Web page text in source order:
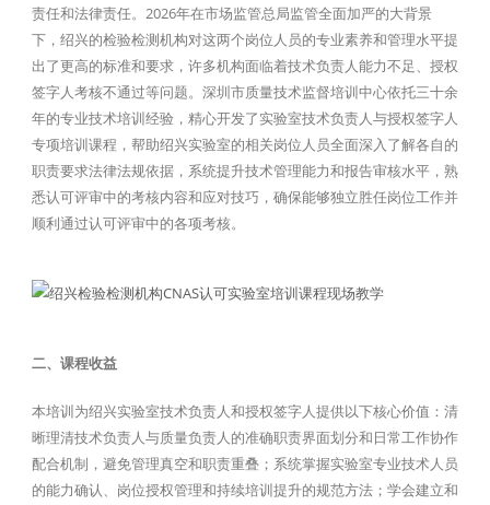
责任和法律责任。2026年在市场监管总局监管全面加严的大背景
下，绍兴的检验检测机构对这两个岗位人员的专业素养和管理水平提
出了更高的标准和要求，许多机构面临着技术负责人能力不足、授权
签字人考核不通过等问题。深圳市质量技术监督培训中心依托三十余
年的专业技术培训经验，精心开发了实验室技术负责人与授权签字人
专项培训课程，帮助绍兴实验室的相关岗位人员全面深入了解各自的
职责要求法律法规依据，系统提升技术管理能力和报告审核水平，熟
悉认可评审中的考核内容和应对技巧，确保能够独立胜任岗位工作并
顺利通过认可评审中的各项考核。
二、课程收益
本培训为绍兴实验室技术负责人和授权签字人提供以下核心价值：清
晰理清技术负责人与质量负责人的准确职责界面划分和日常工作协作
配合机制，避免管理真空和职责重叠；系统掌握实验室专业技术人员
的能力确认、岗位授权管理和持续培训提升的规范方法；学会建立和